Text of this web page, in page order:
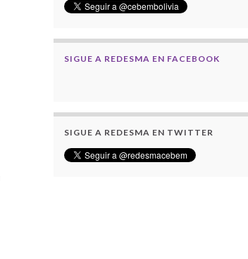
SIGUE A REDESMA EN FACEBOOK
SIGUE A REDESMA EN TWITTER